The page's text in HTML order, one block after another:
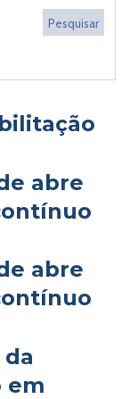
abre
abre
em